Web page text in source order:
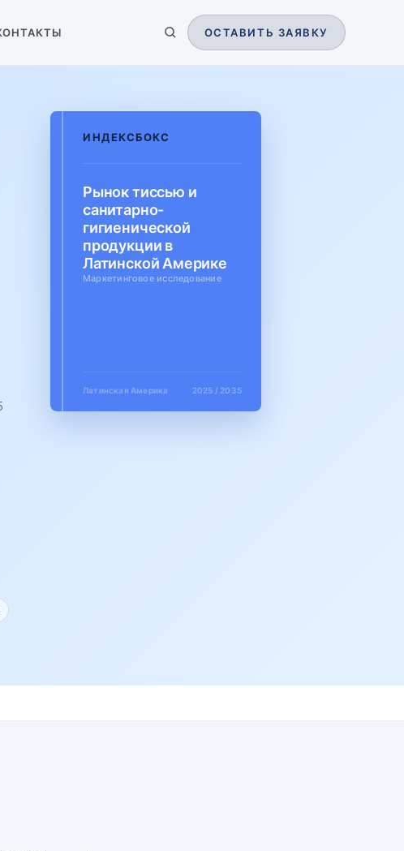
ОСТАВИТЬ ЗАЯВКУ
ИНДЕКСБОКС
Рынок тиссью и
санитарно-
гигиенической
продукции в
Латинской Америке
Маркетинговое исследование
Латинская Америка 2025 / 2035